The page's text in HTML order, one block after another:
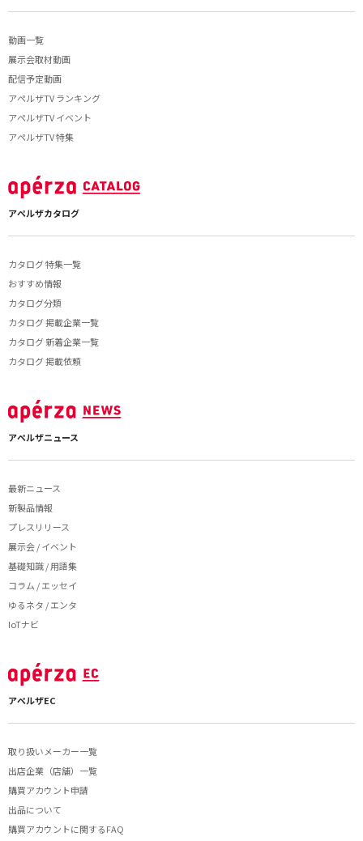
動画一覧
展示会取材動画
配信予定動画
アペルザTV ランキング
アペルザTV イベント
アペルザTV 特集
アペルザカタログ
カタログ 特集一覧
おすすめ情報
カタログ分類
カタログ 掲載企業一覧
カタログ 新着企業一覧
カタログ 掲載依頼
アペルザニュース
最新ニュース
新製品情報
プレスリリース
展示会 / イベント
基礎知識 / 用語集
コラム / エッセイ
ゆるネタ / エンタ
IoTナビ
アペルザEC
取り扱いメーカー一覧
出店企業（店舗）一覧
購買アカウント申請
出品について
購買アカウントに関するFAQ